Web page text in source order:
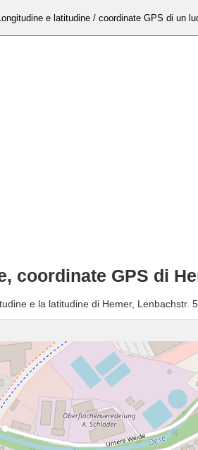
e latitudine / coordinate GPS di un
coordinate GPS di
e la latitudine di Hemer, Lenbachstr.